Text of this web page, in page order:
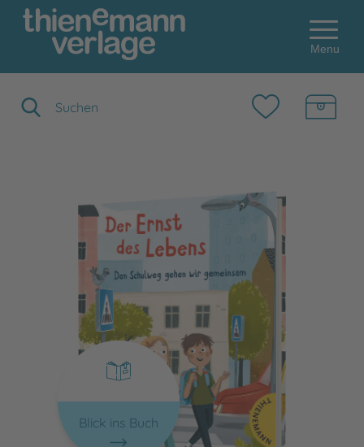
Menu
Blick ins Buch